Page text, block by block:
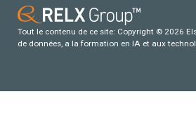
Tout le contenu de ce site: Copyright © 2026
de données, a la formation en IA et aux